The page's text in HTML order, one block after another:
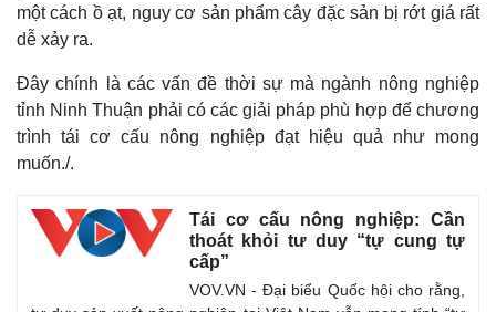
một cách ồ ạt, nguy cơ sản phẩm cây đặc sản bị rớt giá rất
dễ xảy ra.
Đây chính là các vấn đề thời sự mà ngành nông nghiệp
tỉnh Ninh Thuận phải có các giải pháp phù hợp để chương
trình tái cơ cấu nông nghiệp đạt hiệu quả như mong
muốn./.
Tái cơ cấu nông nghiệp: Cần
thoát khỏi tư duy “tự cung tự
cấp”
VOV.VN - Đại biểu Quốc hội cho rằng,